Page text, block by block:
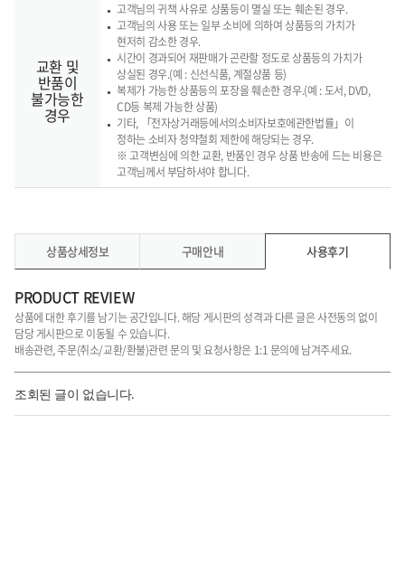
교환 및
반품이
불가능한
경우
고객님의 귀책 사유로 상품등이 멸실 또는 훼손된 경우.
고객님의 사용 또는 일부 소비에 의하여 상품등의 가치가
현저히 감소한 경우.
시간이 경과되어 재판매가 곤란할 정도로 상품등의 가치가
상실된 경우.(예 : 신선식품, 계절상품 등)
복제가 가능한 상품등의 포장을 훼손한 경우.(예 : 도서, DVD,
CD등 복제 가능한 상품)
기타, 「전자상거래등에서의소비자보호에관한법률」이
정하는 소비자 청약철회 제한에 해당되는 경우.
※ 고객변심에 의한 교환, 반품인 경우 상품 반송에 드는 비용은
고객님께서 부담하셔야 합니다.
상품상세정보 구매안내 사용후기
PRODUCT REVIEW
상품에 대한 후기를 남기는 공간입니다. 해당 게시판의 성격과 다른 글은 사전동의 없이
담당 게시판으로 이동될 수 있습니다.
배송관련, 주문(취소/교환/환불)관련 문의 및 요청사항은 1:1 문의에 남겨주세요.